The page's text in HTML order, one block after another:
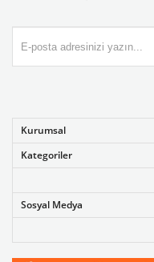
Kurumsal
Kategoriler
Sosyal Medya